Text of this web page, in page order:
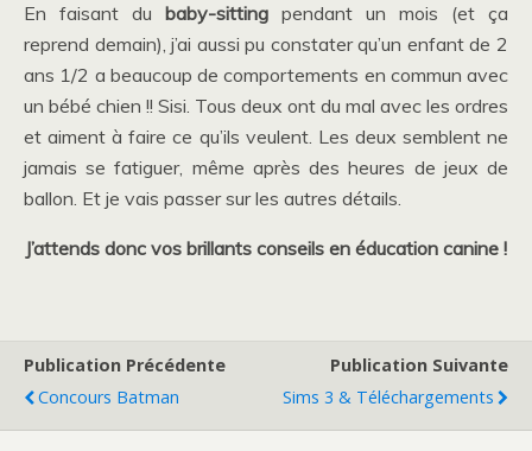
En faisant du baby-sitting pendant un mois (et ça
reprend demain), j’ai aussi pu constater qu’un enfant de 2
ans 1/2 a beaucoup de comportements en commun avec
un bébé chien !! Sisi. Tous deux ont du mal avec les ordres
et aiment à faire ce qu’ils veulent. Les deux semblent ne
jamais se fatiguer, même après des heures de jeux de
ballon. Et je vais passer sur les autres détails.
J’attends donc vos brillants conseils en éducation canine !
Publication Précédente
Concours Batman
Publication Suivante
Sims 3 & Téléchargements